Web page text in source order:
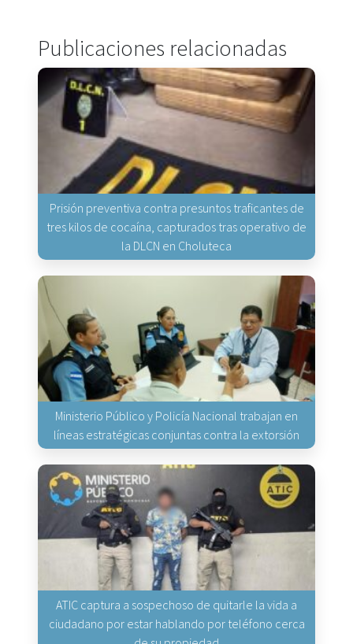
Publicaciones relacionadas
Prisión preventiva contra presuntos traficantes de
tres kilos de cocaína, capturados tras operativo de
la DLCN en Choluteca
Ministerio Público y Policía Nacional trabajan en
líneas estratégicas conjuntas contra la extorsión
ATIC captura a sospechoso de quitarle la vida a
ciudadano por estar hablando por teléfono cerca